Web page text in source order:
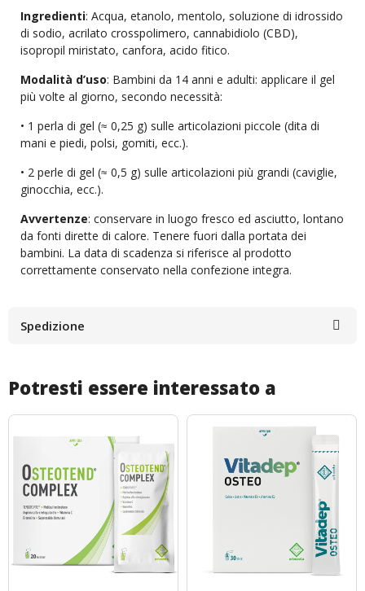
Ingredienti: Acqua, etanolo, mentolo, soluzione di idrossido
di sodio, acrilato crosspolimero, cannabidiolo (CBD),
isopropil miristato, canfora, acido fitico.
Modalità d’uso: Bambini da 14 anni e adulti: applicare il gel
più volte al giorno, secondo necessità:
• 1 perla di gel (≈ 0,25 g) sulle articolazioni piccole (dita di
mani e piedi, polsi, gomiti, ecc.).
• 2 perle di gel (≈ 0,5 g) sulle articolazioni più grandi (caviglie,
ginocchia, ecc.).
Avvertenze: conservare in luogo fresco ed asciutto, lontano
da fonti dirette di calore. Tenere fuori dalla portata dei
bambini. La data di scadenza si riferisce al prodotto
correttamente conservato nella confezione integra.
Spedizione
Potresti essere interessato a